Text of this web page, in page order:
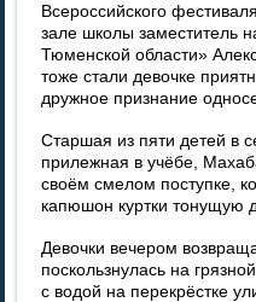
Всероссийского
зале школы заместитель
Тюменской области»
тоже стали девочке
дружное признание
Старшая из пяти детей в
прилежная в учёбе,
своём смелом поступке,
капюшон куртки тонущую
Девочки вечером
поскользнулась на
с водой на перекрёстке